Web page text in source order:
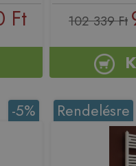
Ft 102 339 Ft
-5% Rendelésre